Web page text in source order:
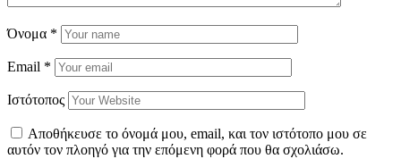
Όνομα *
Email *
Ιστότοπος
Αποθήκευσε το όνομά μου, email, και τον ιστότοπο μου σε
αυτόν τον πλοηγό για την επόμενη φορά που θα σχολιάσω.